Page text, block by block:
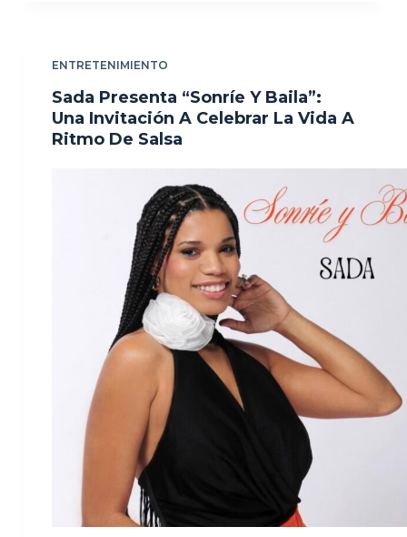
ENTRETENIMIENTO
Sada Presenta “Sonríe Y Baila”:
Una Invitación A Celebrar La Vida A
Ritmo De Salsa